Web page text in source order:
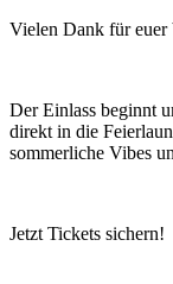
Vielen Dank für euer
Der Einlass beginnt
direkt in die
sommerliche Vibes
Jetzt Tickets sichern!